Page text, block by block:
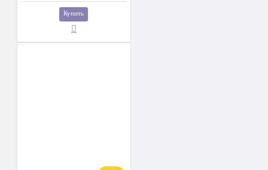
Купить